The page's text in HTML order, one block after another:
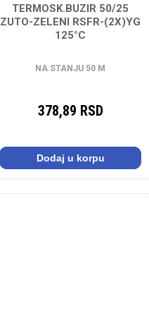
TERMOSK.BUZIR 50/25
ZUTO-ZELENI RSFR-(2X)YG
125°C
NA STANJU 50 M
378,89 RSD
Dodaj u korpu